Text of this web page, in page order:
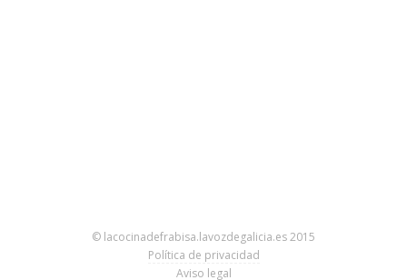
© lacocinadefrabisa.lavozdegalicia.es 2015
Política de privacidad
Aviso legal